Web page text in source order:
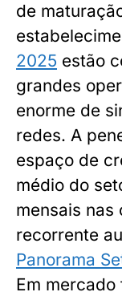
de
2025 estão
grandes
enorme de
redes. A
espaço de
médio do
mensais nas
recorrente
Panorama
Em